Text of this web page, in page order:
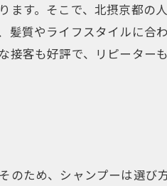
ます。そこで、北摂京都の
髪質やライフスタイルに合
接客も好評で、リピーター
のため、シャンプーは選び